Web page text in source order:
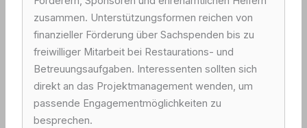
zusammen. Unterstützungsformen reichen von
finanzieller Förderung über Sachspenden bis zu
freiwilliger Mitarbeit bei Restaurations- und
Betreuungsaufgaben. Interessenten sollten sich
direkt an das Projektmanagement wenden, um
passende Engagementmöglichkeiten zu
besprechen.